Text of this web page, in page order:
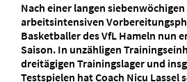
Nach einer langen
arbeitsintensiven
Basketballer des VfL Hameln nun
Saison. In unzähligen
dreitägigen Trainingslager und
Testspielen hat Coach Nicu Lassel